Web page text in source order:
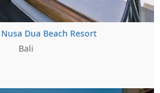
Dua Beach Resort
Bali